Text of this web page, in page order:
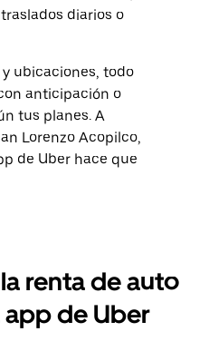
diarios o
ubicaciones, todo
anticipación o
tus planes. A
Lorenzo Acopilco,
de Uber hace que
renta de auto
de Uber